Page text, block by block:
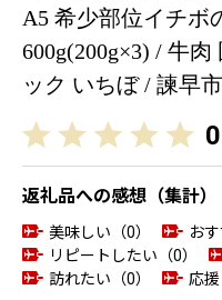
A5 希少部位イチボ
600g(200g×3) / 牛
ック いちぼ / 諫早
返礼品への感想（集計）
美味しい（0）
おす
リピートしたい（0）
訪れたい（0）
応援